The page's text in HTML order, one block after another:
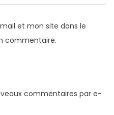
et mon site dans le
commentaire.
commentaires par e-